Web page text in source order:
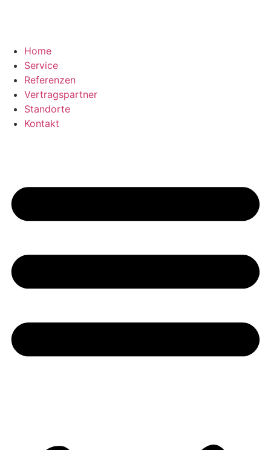
Home
Service
Referenzen
Vertragspartner
Standorte
Kontakt